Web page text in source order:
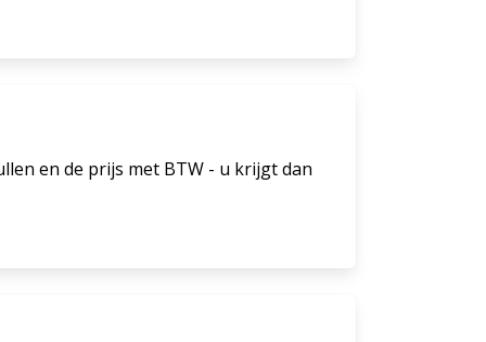
en de prijs met BTW - u krijgt dan